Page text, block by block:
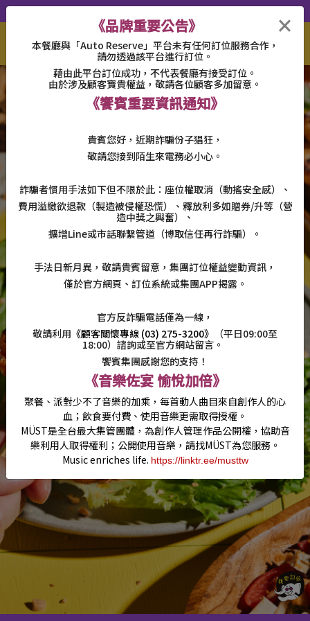
×
《品牌重要公告》
本餐廳與「Auto Reserve」平台未有任何訂位服務合作，
請勿透過該平台進行訂位。
藉由此平台訂位成功，不代表餐廳有接受訂位。
由於涉及顧客寶貴權益，敬請各位顧客多加留意。
《饗賓重要資訊通知》
貴賓您好，近期詐騙份子猖狂，
敬請您接到陌生來電務必小心。
詐騙者慣用手法如下但不限於此：座位權取消（動搖安全感）、
費用溢繳欲退款（製造被侵權恐慌）、釋放利多如贈券/升等（營
造中獎之興奮）、
擴增Line或市話聯繫管道（博取信任再行詐騙）。
手法日新月異，敬請貴賓留意，集團訂位權益變動資訊，
僅於官方網頁、訂位系統或集團APP揭露。
官方反詐騙電話僅為一線，
敬請利用 《顧客關懷專線 (03) 275-3200》
（平日09:00至
18:00）諮詢或至官方網站留言。
饗賓集團感謝您的支持！
《音樂佐宴 愉悅加倍》
聚餐、派對少不了音樂的加乘，每首動人曲目來自創作人的心
血； 飲食要付費、使用音樂更需取得授權。
MÜST是全台最大集管團體，為創作人管理作品公開權， 協助音
樂利用人取得權利；公開使用音樂，請找MÜST為您服務。
Music enriches life. https://linktr.ee/musttw